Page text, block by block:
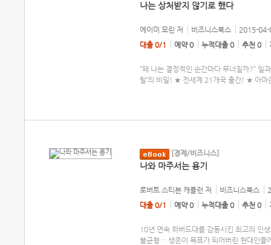
나는 상처받지 않기로 했다
에이미 모린 저 비즈니스북스
2015-04-
대출 0/1
예약 0 누적대출 0 추천 0
“왜 나는 결정적인 순간마다 무너질까?” 일
탈’의 비밀! ★ 전세계 21개국 출간! ★ 아마
[경제/비즈니스]
나와 마주서는 용기
로버트 스티븐 캐플런 저 비즈니스북스
대출 0/1
예약 0 누적대출 0 추천 0
10년 연속 하버드대를 감동시킨 최고의 인
불균형… 생존이 목표가 되어버린 현대인들